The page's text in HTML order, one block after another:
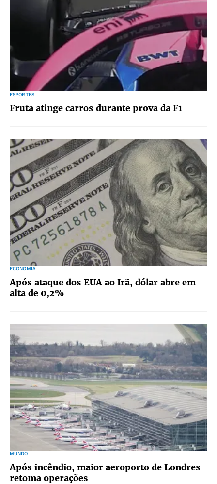
ESPORTES
Fruta atinge carros durante prova da F1
ECONOMIA
Após ataque dos EUA ao Irã, dólar abre em
alta de 0,2%
MUNDO
Após incêndio, maior aeroporto de Londres
retoma operações